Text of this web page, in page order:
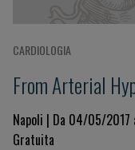
CARDIOLOGIA
From Arterial
Napoli | Da 04/05/
Gratuita